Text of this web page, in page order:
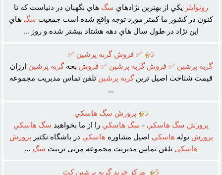
روتوايلر يکي از بهترين نژادهاي سگ هاي نگهبان در دنياست که تا
کنون در کشور ما کمتر مورد توجه واقع شده است جمعيت سگ هاي
اين نژاد در طول سال هاي دهه هشتاد بيشتر شده و روز ...
5
✅ فروش گربه پرشين ✅
گربه پرشين ✅ فروش گربه پرشين ✅ فروش بچهگربه پرشين ارزان
قيمت شناخت اصيل ترينگربه پرشين تلفن تماس مديريت مجموعه
...
5
پرورش سگ هاسکي
پرورش سگ هاسکي - سگ هاسکي را از ما بخواهيد سگ هاسکي
پرورش توله هاسکي اصيل مشاوره هاسکي در باشگاه تکثير پرورش
هاسکي تلفن تماس مديريت مجموعه مربي تربيت سگ ...
5
مرکز خريد گربه پرشين کت